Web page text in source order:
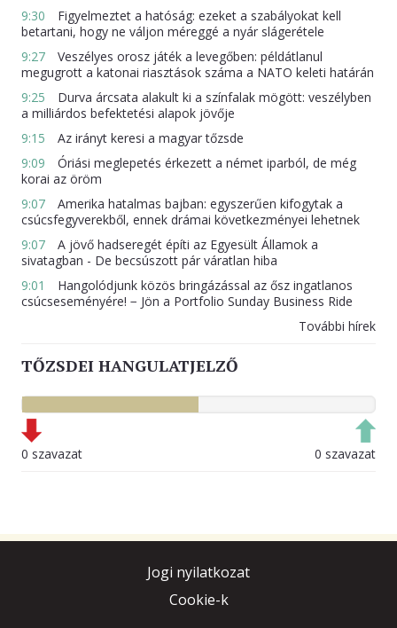
9:30
Figyelmeztet a hatóság: ezeket a szabályokat kell
betartani, hogy ne váljon méreggé a nyár slágerétele
9:27
Veszélyes orosz játék a levegőben: példátlanul
megugrott a katonai riasztások száma a NATO keleti határán
9:25
Durva árcsata alakult ki a színfalak mögött: veszélyben
a milliárdos befektetési alapok jövője
9:15
Az irányt keresi a magyar tőzsde
9:09
Óriási meglepetés érkezett a német iparból, de még
korai az öröm
9:07
Amerika hatalmas bajban: egyszerűen kifogytak a
csúcsfegyverekből, ennek drámai következményei lehetnek
9:07
A jövő hadseregét építi az Egyesült Államok a
sivatagban - De becsúszott pár váratlan hiba
9:01
Hangolódjunk közös bringázással az ősz ingatlanos
csúcseseményére! − Jön a Portfolio Sunday Business Ride
További hírek
TŐZSDEI HANGULATJELZŐ
0 szavazat 0 szavazat
Jogi nyilatkozat
Cookie-k